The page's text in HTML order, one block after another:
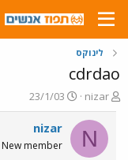
לינוקס
cdrdao
פ
ו
ת
ח
ה
nizar
פ
ו
ר
ם
23/1/03
N
nizar
New member